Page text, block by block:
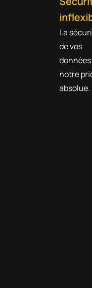
La
de vos
notre
absolue.